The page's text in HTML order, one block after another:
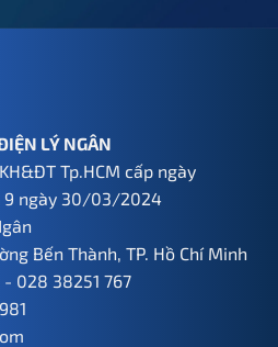
LÝ NGÂN
Tp.HCM cấp ngày
ngày 30/03/2024
Bến Thành, TP. Hồ Chí Minh
- 028 38251 767